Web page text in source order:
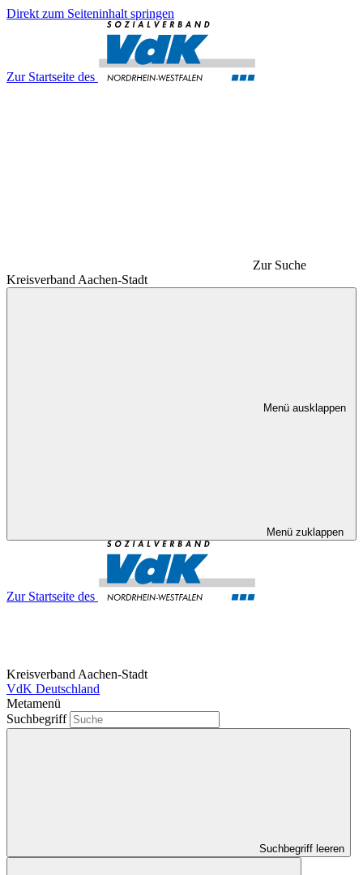
Direkt zum Seiteninhalt springen
Zur Startseite des
Zur Suche
Kreisverband Aachen-Stadt
Menü ausklappen
Menü zuklappen
Zur Startseite des
Kreisverband Aachen-Stadt
VdK Deutschland
Metamenü
Suchbegriff
Suchbegriff leeren